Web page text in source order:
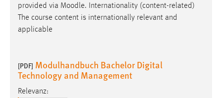
provided via Moodle. Internationality (content-related)
The course content is internationally relevant and
applicable
[PDF] Modulhandbuch Bachelor Digital
Technology and Management
Relevanz:
Wird benötigt um die Chatfunktion nutzen zu können.
Cookie Laufzeit:
MibewSessionID, mibew-chat-frame-style-
Login